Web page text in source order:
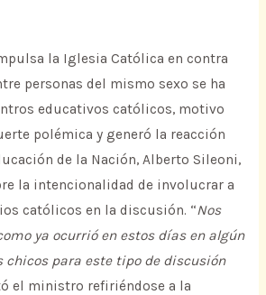
la Iglesia Católica en contra
personas del mismo sexo se ha
educativos católicos, motivo
polémica y generó la reacción
de la Nación, Alberto Sileoni,
la intencionalidad de involucrar a
católicos en la discusión. “Nos
ya ocurrió en estos días en algún
chicos para este tipo de discusión
el ministro refiriéndose a la